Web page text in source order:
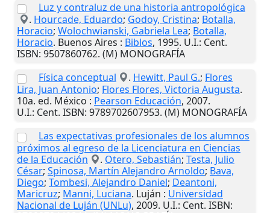
Luz y contraluz de una historia antropológica
. Hourcade, Eduardo; Godoy, Cristina; Botalla,
Horacio; Wolochwianski, Gabriela Lea; Botalla,
Horacio. Buenos Aires : Biblos, 1995. U.I.: Cent.
ISBN: 9507860762. (M) MONOGRAFÍA
Física conceptual
. Hewitt, Paul G.; Flores
Lira, Juan Antonio; Flores Flores, Victoria Augusta.
10a. ed. México : Pearson Educación, 2007.
U.I.: Cent. ISBN: 9789702607953. (M) MONOGRAFÍA
Las expectativas profesionales de los alumnos
próximos al egreso de la Licenciatura en Ciencias
de la Educación
. Otero, Sebastián; Testa, Julio
César; Spinosa, Martín Alejandro Arnoldo; Bava,
Diego; Tombesi, Alejandro Daniel; Deantoni,
Maricruz; Manni, Luciana. Luján : Universidad
Nacional de Luján (UNLu), 2009. U.I.: Cent. ISBN: